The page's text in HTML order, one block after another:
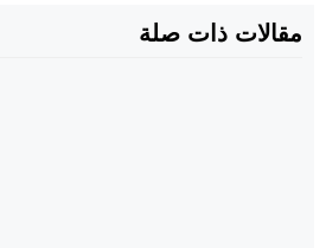
مقالات ذات صلة